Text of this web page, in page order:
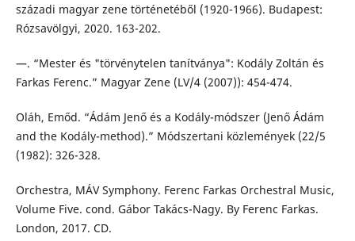
századi magyar zene történetéből (1920-1966). Budapest:
Rózsavölgyi, 2020. 163-202.
—. “Mester és "törvénytelen tanítványa": Kodály Zoltán és
Farkas Ferenc.” Magyar Zene (LV/4 (2007)): 454-474.
Oláh, Emőd. “Ádám Jenő és a Kodály-módszer (Jenő Ádám
and the Kodály-method).” Módszertani közlemények (22/5
(1982): 326-328.
Orchestra, MÁV Symphony. Ferenc Farkas Orchestral Music,
Volume Five. cond. Gábor Takács-Nagy. By Ferenc Farkas.
London, 2017. CD.